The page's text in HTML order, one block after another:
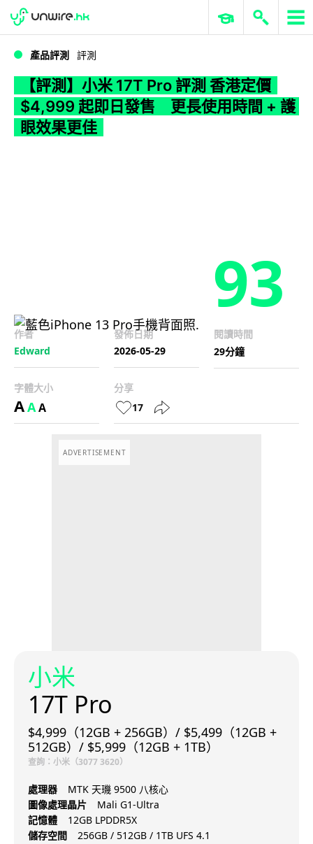
WWDC 2026 ERP 與商業 AI
產品評測 評測
【評測】小米 17T Pro 評測 香港定價
$4,999 起即日發售 更長使用時間 + 護
眼效果更佳
93
作者
Edward
發佈日期
2026-05-29
閱讀時間
29分鐘
字體大小
AAA
分享
17
ADVERTISEMENT
小米
17T Pro
$4,999（12GB + 256GB）/ $5,499（12GB +
512GB）/ $5,999（12GB + 1TB）
查詢：小米（3077 3620）
處理器
MTK 天璣 9500 八核心
圖像處理晶片
Mali G1-Ultra
記憶體
12GB LPDDR5X
儲存空間
256GB / 512GB / 1TB UFS 4.1